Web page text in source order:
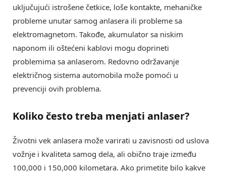
uključujući istrošene četkice, loše kontakte, mehaničke
probleme unutar samog anlasera ili probleme sa
elektromagnetom. Takođe, akumulator sa niskim
naponom ili oštećeni kablovi mogu doprineti
problemima sa anlaserom. Redovno održavanje
električnog sistema automobila može pomoći u
prevenciji ovih problema.
Koliko često treba menjati anlaser?
Životni vek anlasera može varirati u zavisnosti od uslova
vožnje i kvaliteta samog dela, ali obično traje između
100,000 i 150,000 kilometara. Ako primetite bilo kakve